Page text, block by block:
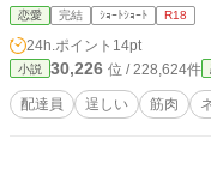
恋愛 完結 ｼｮｰﾄｼｮｰﾄ R18
24h.ポイント 14pt
小説 30,226 位 / 228,624件
配達員 逞しい 筋肉